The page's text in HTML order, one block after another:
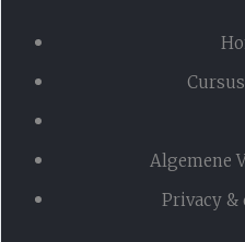
Algemene
Privacy &